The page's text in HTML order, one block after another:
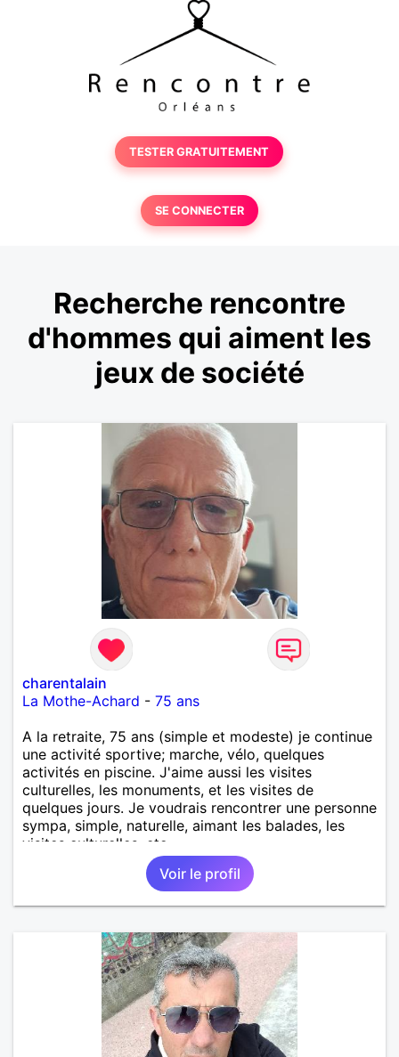
TESTER GRATUITEMENT
SE CONNECTER
Recherche rencontre
d'hommes qui aiment les
jeux de société
charentalain
La Mothe-Achard - 75 ans
A la retraite, 75 ans (simple et modeste) je continue
une activité sportive; marche, vélo, quelques
activités en piscine. J'aime aussi les visites
culturelles, les monuments, et les visites de
quelques jours. Je voudrais rencontrer une personne
sympa, simple, naturelle, aimant les balades, les
visites culturelles, etc..
Voir le profil